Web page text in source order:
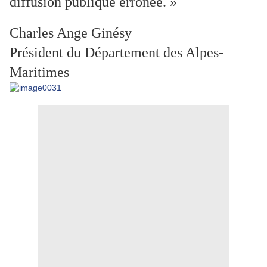
Charles Ange Ginésy
Président du Département des Alpes-
Maritimes